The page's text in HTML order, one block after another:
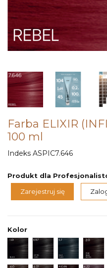
Farba ELIXIR
100 ml
Indeks ASPIC7.646
Produkt dla
Zarejestruj się
Kolor
1.0 Black1.117 Gothic Black
1.7 Blue-2.0